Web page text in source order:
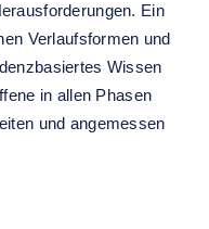
Ein
Verlaufsformen und
Wissen
in allen Phasen
und angemessen